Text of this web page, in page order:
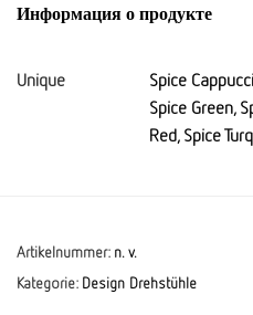
Информация о продукте
Unique
Spice
Spice Green,
Red, Spice
Artikelnummer: n. v.
Kategorie: Design Drehstühle